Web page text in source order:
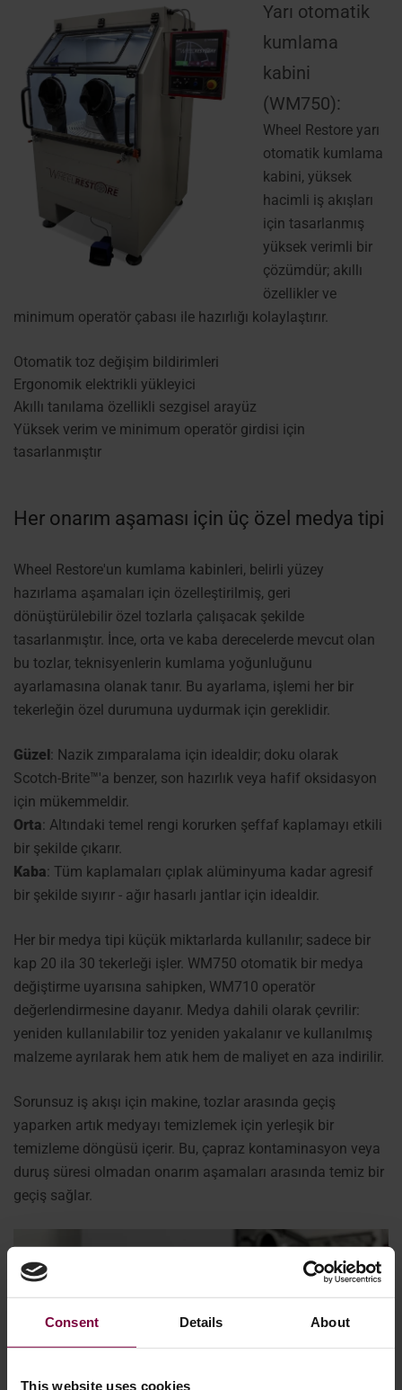
Consent Details About
This website uses cookies
Yarı otomatik
kumlama
kabini
(WM750):
Wheel Restore yarı
otomatik kumlama
kabini, yüksek
hacimli iş akışları
için tasarlanmış
yüksek verimli bir
çözümdür; akıllı
özellikler ve
minimum operatör çabası ile hazırlığı kolaylaştırır.
Otomatik toz değişim bildirimleri
Ergonomik elektrikli yükleyici
Akıllı tanılama özellikli sezgisel arayüz
Yüksek verim ve minimum operatör girdisi için
tasarlanmıştır
Her onarım aşaması için üç özel medya tipi
Wheel Restore'un kumlama kabinleri, belirli yüzey
hazırlama aşamaları için özelleştirilmiş, geri
dönüştürülebilir özel tozlarla çalışacak şekilde
tasarlanmıştır. İnce, orta ve kaba derecelerde mevcut olan
bu tozlar, teknisyenlerin kumlama yoğunluğunu
ayarlamasına olanak tanır. Bu ayarlama, işlemi her bir
tekerleğin özel durumuna uydurmak için gereklidir.
Güzel : Nazik zımparalama için idealdir; doku olarak
Scotch-Brite™'a benzer, son hazırlık veya hafif oksidasyon
için mükemmeldir.
Orta: Altındaki temel rengi korurken şeffaf kaplamayı etkili
bir şekilde çıkarır.
Kaba: Tüm kaplamaları çıplak alüminyuma kadar agresif
bir şekilde sıyırır - ağır hasarlı jantlar için idealdir.
Her bir medya tipi küçük miktarlarda kullanılır; sadece bir
kap 20 ila 30 tekerleği işler. WM750 otomatik bir medya
değiştirme uyarısına sahipken, WM710 operatör
değerlendirmesine dayanır. Medya dahili olarak çevrilir:
yeniden kullanılabilir toz yeniden yakalanır ve kullanılmış
malzeme ayrılarak hem atık hem de maliyet en aza indirilir.
Sorunsuz iş akışı için makine, tozlar arasında geçiş
yaparken artık medyayı temizlemek için yerleşik bir
temizleme döngüsü içerir. Bu, çapraz kontaminasyon veya
duruş süresi olmadan onarım aşamaları arasında temiz bir
geçiş sağlar.